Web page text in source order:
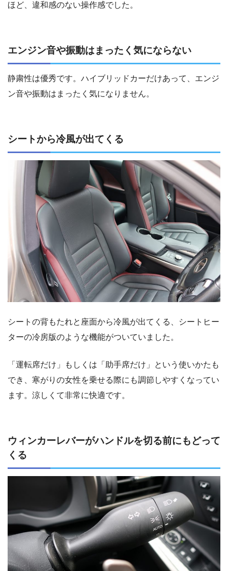
ほど、違和感のない操作感でした。
エンジン音や振動はまったく気にならない
静粛性は優秀です。ハイブリッドカーだけあって、エンジ
ン音や振動はまったく気になりません。
シートから冷風が出てくる
シートの背もたれと座面から冷風が出てくる、シートヒー
ターの冷房版のような機能がついていました。
「運転席だけ」もしくは「助手席だけ」という使いかたも
でき、寒がりの女性を乗せる際にも調節しやすくなってい
ます。涼しくて非常に快適です。
ウィンカーレバーがハンドルを切る前にもどって
くる